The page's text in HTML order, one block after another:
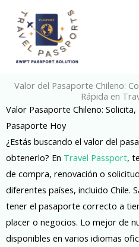
content
Valor del Pasaporte Chileno:
Rápida en
Valor Pasaporte Chileno:
Pasaporte Hoy
¿Estás buscando el valor del
obtenerlo? En Travel Passport,
de compra, renovación o
diferentes países, incluido Chile.
tener el pasaporte correcto a
placer o negocios. Lo mejor de
disponibles en varios idiomas